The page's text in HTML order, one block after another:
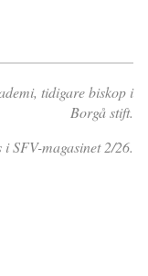
tidigare biskop i
Borgå stift.
SFV-magasinet 2/26.